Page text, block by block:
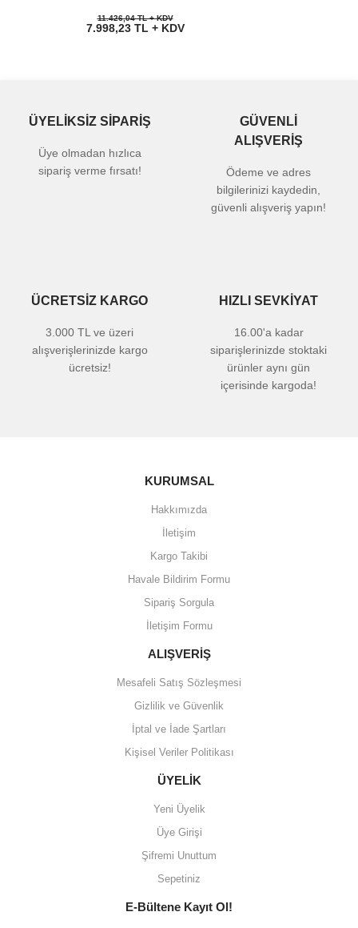
11.426,04 TL + KDV
7.998,23 TL + KDV
ÜYELİKSİZ SİPARİŞ
Üye olmadan hızlıca
sipariş verme fırsatı!
GÜVENLİ
ALIŞVERİŞ
Ödeme ve adres
bilgilerinizi kaydedin,
güvenli alışveriş yapın!
ÜCRETSİZ KARGO
3.000 TL ve üzeri
alışverişlerinizde kargo
ücretsiz!
HIZLI SEVKİYAT
16.00'a kadar
siparişlerinizde stoktaki
ürünler aynı gün
içerisinde kargoda!
KURUMSAL
Hakkımızda
İletişim
Kargo Takibi
Havale Bildirim Formu
Sipariş Sorgula
İletişim Formu
ALIŞVERİŞ
Mesafeli Satış Sözleşmesi
Gizlilik ve Güvenlik
İptal ve İade Şartları
Kişisel Veriler Politikası
ÜYELİK
Yeni Üyelik
Üye Girişi
Şifremi Unuttum
Sepetiniz
E-Bültene Kayıt Ol!